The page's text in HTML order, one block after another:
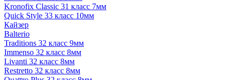
Kronofix Classic 31 класс 7мм
Quick Style 33 класс 10мм
Кайзер
Balterio
Traditions 32 класс 9мм
Immenso 32 класс 8мм
Livanti 32 класс 8мм
Restretto 32 класс 8мм